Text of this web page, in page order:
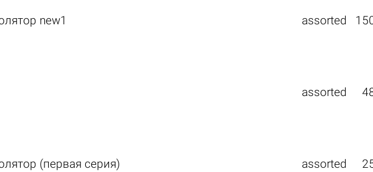
new1 assorted
assorted
(первая серия) assorted